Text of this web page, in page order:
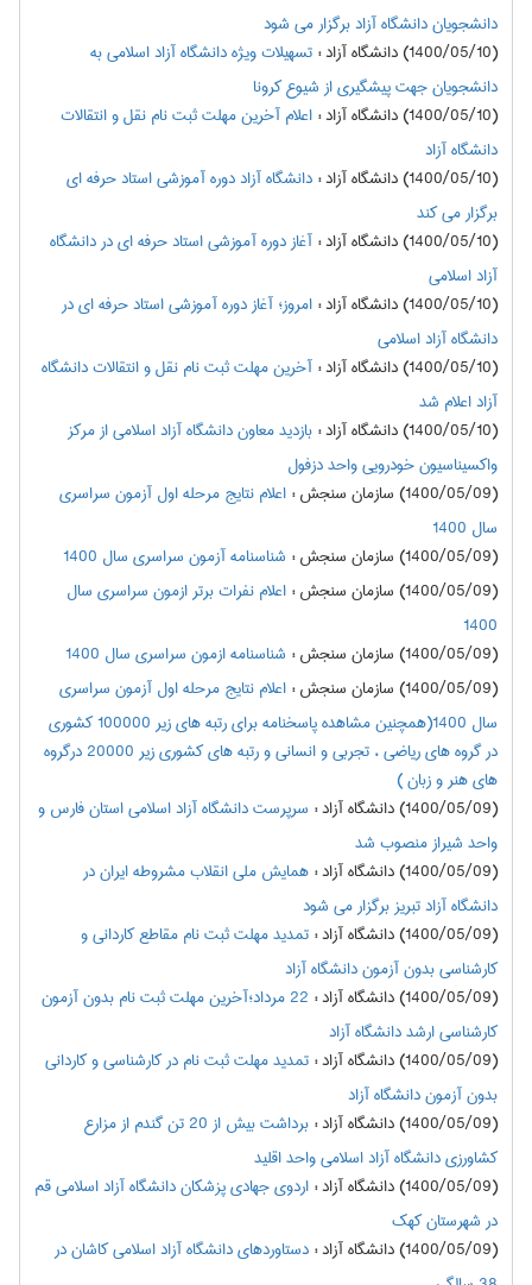
دانشجویان دانشگاه آزاد برگزار می شود
(1400/05/10) دانشگاه آزاد
:تسهیلات ویژه دانشگاه آزاد اسلامی به
دانشجویان جهت پیشگیری از شیوع کرونا
(1400/05/10) دانشگاه آزاد
:اعلام آخرین مهلت ثبت نام نقل و انتقالات
دانشگاه آزاد
(1400/05/10) دانشگاه آزاد
:دانشگاه آزاد دوره آموزشی استاد حرفه ای
برگزار می کند
(1400/05/10) دانشگاه آزاد
:آغاز دوره آموزشی استاد حرفه ای در دانشگاه
آزاد اسلامی
(1400/05/10) دانشگاه آزاد
:امروز؛ آغاز دوره آموزشی استاد حرفه ای در
دانشگاه آزاد اسلامی
(1400/05/10) دانشگاه آزاد
:آخرین مهلت ثبت نام نقل و انتقالات دانشگاه
آزاد اعلام شد
(1400/05/10) دانشگاه آزاد
:بازدید معاون دانشگاه آزاد اسلامی از مرکز
واکسیناسیون خودرویی واحد دزفول
(1400/05/09) سازمان سنجش
:اعلام نتايج مرحله اول آزمون سراسري
سال 1400
(1400/05/09) سازمان سنجش
: شناسنامه آزمون سراسری سال 1400
(1400/05/09) سازمان سنجش
:اعلام نفرات برتر ازمون سراسري سال
1400
(1400/05/09) سازمان سنجش
: شناسنامه ازمون سراسري سال 1400
(1400/05/09) سازمان سنجش
:اعلام نتايج مرحله اول آزمون سراسري
سال 1400(همچنین مشاهده پاسخنامه برای رتبه های زیر 100000 کشوری
در گروه های ریاضی ، تجربی و انسانی و رتبه های کشوری زیر 20000 درگروه
های هنر و زبان )
(1400/05/09) دانشگاه آزاد
: سرپرست دانشگاه آزاد اسلامی استان فارس و
واحد شیراز منصوب شد
(1400/05/09) دانشگاه آزاد
:همایش ملی انقلاب مشروطه ایران در
دانشگاه آزاد تبریز برگزار می شود
(1400/05/09) دانشگاه آزاد
:تمدید مهلت ثبت نام مقاطع کاردانی و
کارشناسی بدون آزمون دانشگاه آزاد
(1400/05/09) دانشگاه آزاد
:
22 مرداد؛آخرین مهلت ثبت نام بدون آزمون
کارشناسی ارشد دانشگاه آزاد
(1400/05/09) دانشگاه آزاد
:تمدید مهلت ثبت نام در کارشناسی و کاردانی
بدون آزمون دانشگاه آزاد
(1400/05/09) دانشگاه آزاد
:
برداشت بیش از 20 تن گندم از مزارع
کشاورزی دانشگاه آزاد اسلامی واحد اقلید
(1400/05/09) دانشگاه آزاد
:اردوی جهادی پزشکان دانشگاه آزاد اسلامی قم
در شهرستان کهک
(1400/05/09) دانشگاه آزاد
:دستاوردهای دانشگاه آزاد اسلامی کاشان در